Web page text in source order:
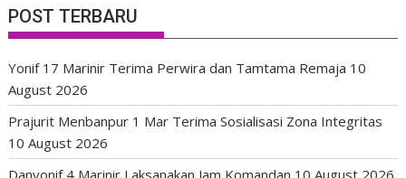
POST TERBARU
Yonif 17 Marinir Terima Perwira dan Tamtama Remaja 10
August 2026
Prajurit Menbanpur 1 Mar Terima Sosialisasi Zona Integritas
10 August 2026